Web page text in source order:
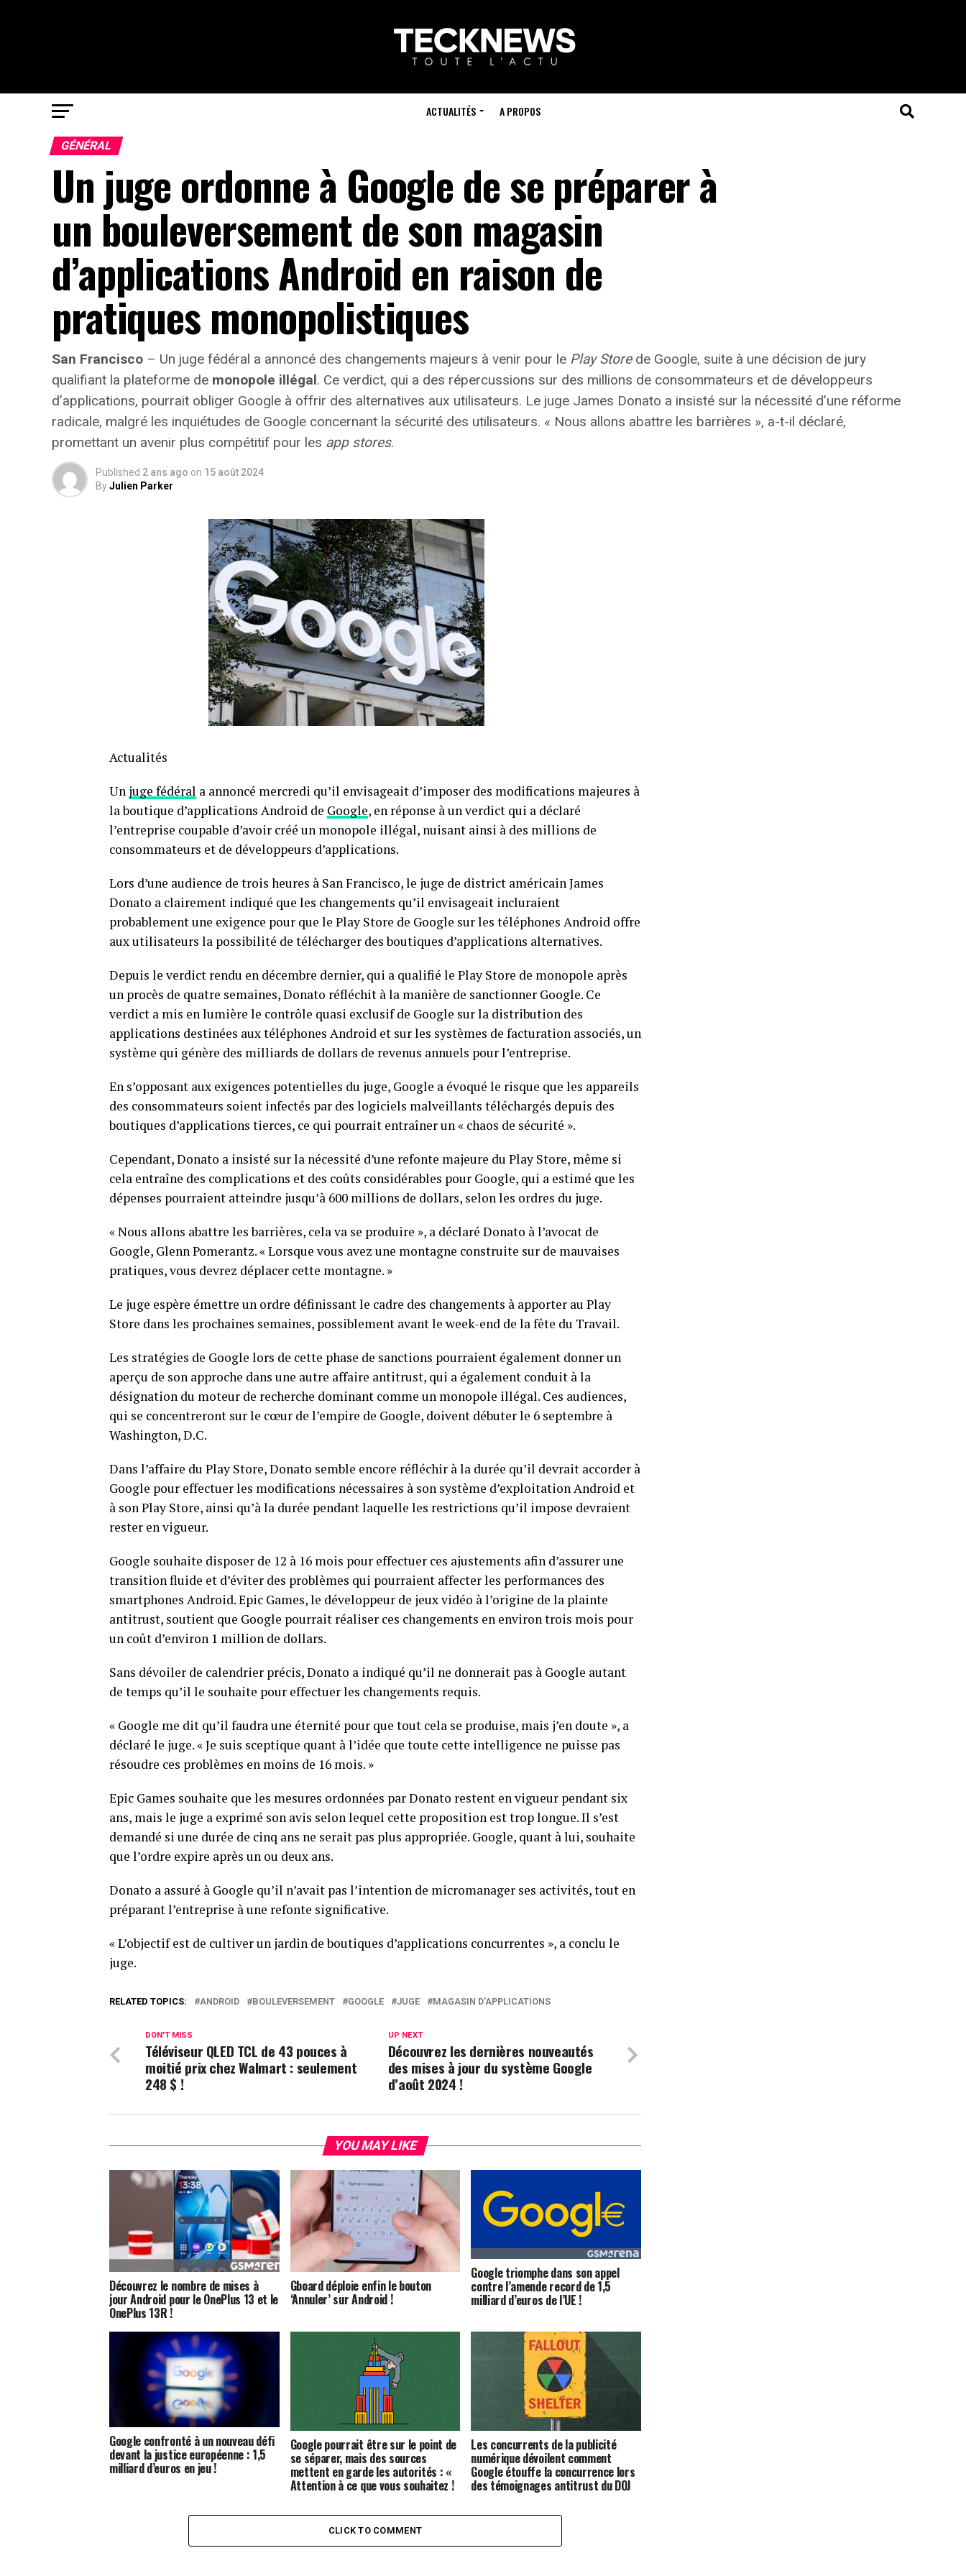
ACTUALITÉS A PROPOS
GÉNÉRAL
Un juge ordonne à Google de se préparer à
un bouleversement de son magasin
d’applications Android en raison de
pratiques monopolistiques
San Francisco – Un juge fédéral a annoncé des changements majeurs à venir pour le Play Storede Google, suite à une décision de jury
qualifiant la plateforme de monopole illégal. Ce verdict, qui a des répercussions sur des millions de consommateurs et de développeurs
d’applications, pourrait obliger Google à offrir des alternatives aux utilisateurs. Le juge James Donato a insisté sur la nécessité d’une réforme
radicale, malgré les inquiétudes de Google concernant la sécurité des utilisateurs. « Nous allons abattre les barrières », a-t-il déclaré,
promettant un avenir plus compétitif pour les app stores.
Published 2 ans ago on 15 août 2024
ByJulien Parker
Actualités
Un juge fédéral a annoncé mercredi qu’il envisageait d’imposer des modifications majeures à
la boutique d’applications Android de Google, en réponse à un verdict qui a déclaré
l’entreprise coupable d’avoir créé un monopole illégal, nuisant ainsi à des millions de
consommateurs et de développeurs d’applications.
Lors d’une audience de trois heures à San Francisco, le juge de district américain James
Donato a clairement indiqué que les changements qu’il envisageait incluraient
probablement une exigence pour que le Play Store de Google sur les téléphones Android offre
aux utilisateurs la possibilité de télécharger des boutiques d’applications alternatives.
Depuis le verdict rendu en décembre dernier, qui a qualifié le Play Store de monopole après
un procès de quatre semaines, Donato réfléchit à la manière de sanctionner Google. Ce
verdict a mis en lumière le contrôle quasi exclusif de Google sur la distribution des
applications destinées aux téléphones Android et sur les systèmes de facturation associés, un
système qui génère des milliards de dollars de revenus annuels pour l’entreprise.
En s’opposant aux exigences potentielles du juge, Google a évoqué le risque que les appareils
des consommateurs soient infectés par des logiciels malveillants téléchargés depuis des
boutiques d’applications tierces, ce qui pourrait entraîner un « chaos de sécurité ».
Cependant, Donato a insisté sur la nécessité d’une refonte majeure du Play Store, même si
cela entraîne des complications et des coûts considérables pour Google, qui a estimé que les
dépenses pourraient atteindre jusqu’à 600 millions de dollars, selon les ordres du juge.
« Nous allons abattre les barrières, cela va se produire », a déclaré Donato à l’avocat de
Google, Glenn Pomerantz. « Lorsque vous avez une montagne construite sur de mauvaises
pratiques, vous devrez déplacer cette montagne. »
Le juge espère émettre un ordre définissant le cadre des changements à apporter au Play
Store dans les prochaines semaines, possiblement avant le week-end de la fête du Travail.
Les stratégies de Google lors de cette phase de sanctions pourraient également donner un
aperçu de son approche dans une autre affaire antitrust, qui a également conduit à la
désignation du moteur de recherche dominant comme un monopole illégal. Ces audiences,
qui se concentreront sur le cœur de l’empire de Google, doivent débuter le 6 septembre à
Washington, D.C.
Dans l’affaire du Play Store, Donato semble encore réfléchir à la durée qu’il devrait accorder à
Google pour effectuer les modifications nécessaires à son système d’exploitation Android et
à son Play Store, ainsi qu’à la durée pendant laquelle les restrictions qu’il impose devraient
rester en vigueur.
Google souhaite disposer de 12 à 16 mois pour effectuer ces ajustements afin d’assurer une
transition fluide et d’éviter des problèmes qui pourraient affecter les performances des
smartphones Android. Epic Games, le développeur de jeux vidéo à l’origine de la plainte
antitrust, soutient que Google pourrait réaliser ces changements en environ trois mois pour
un coût d’environ 1 million de dollars.
Sans dévoiler de calendrier précis, Donato a indiqué qu’il ne donnerait pas à Google autant
de temps qu’il le souhaite pour effectuer les changements requis.
« Google me dit qu’il faudra une éternité pour que tout cela se produise, mais j’en doute », a
déclaré le juge. « Je suis sceptique quant à l’idée que toute cette intelligence ne puisse pas
résoudre ces problèmes en moins de 16 mois. »
Epic Games souhaite que les mesures ordonnées par Donato restent en vigueur pendant six
ans, mais le juge a exprimé son avis selon lequel cette proposition est trop longue. Il s’est
demandé si une durée de cinq ans ne serait pas plus appropriée. Google, quant à lui, souhaite
que l’ordre expire après un ou deux ans.
Donato a assuré à Google qu’il n’avait pas l’intention de micromanager ses activités, tout en
préparant l’entreprise à une refonte significative.
« L’objectif est de cultiver un jardin de boutiques d’applications concurrentes », a conclu le
juge.
RELATED TOPICS: ANDROID BOULEVERSEMENT GOOGLE JUGE MAGASIN D'APPLICATIONS
UP NEXT
Découvrez les dernières nouveautés
des mises à jour du système Google
d’août 2024 !
DON'T MISS
Téléviseur QLED TCL de 43 pouces à
moitié prix chez Walmart : seulement
248 $ !
YOU MAY LIKE
Découvrez le nombre de mises à
jour Android pour le OnePlus 13 et le
OnePlus 13R !
Gboard déploie enfin le bouton
‘Annuler’ sur Android !
Google triomphe dans son appel
contre l’amende record de 1,5
milliard d’euros de l’UE !
Google confronté à un nouveau défi
devant la justice européenne : 1,5
milliard d’euros en jeu !
Google pourrait être sur le point de
se séparer, mais des sources
mettent en garde les autorités : «
Attention à ce que vous souhaitez !
Les concurrents de la publicité
numérique dévoilent comment
Google étouffe la concurrence lors
des témoignages antitrust du DOJ
CLICK TO COMMENT